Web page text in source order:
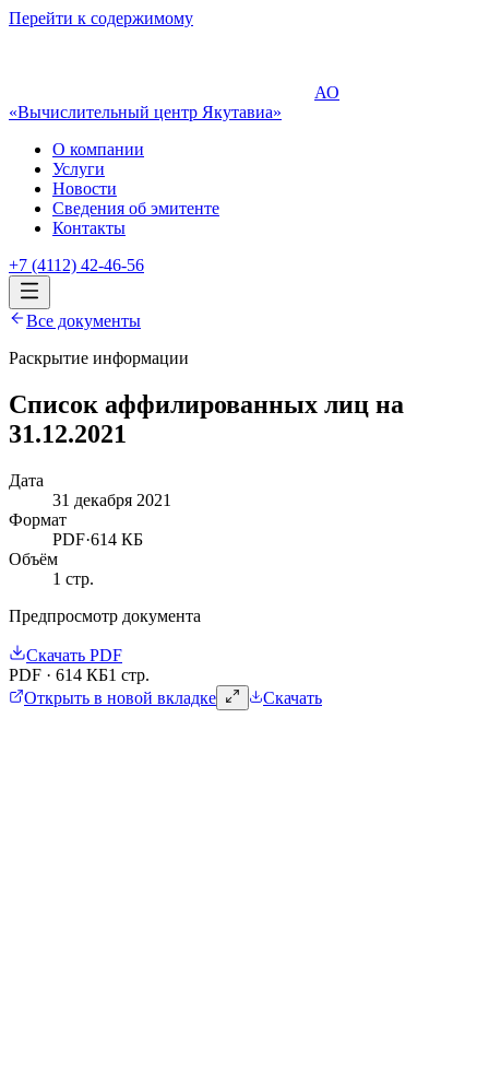
Перейти к содержимому
АО
«Вычислительный центр Якутавиа»
О компании
Услуги
Новости
Сведения об эмитенте
Контакты
+7 (4112) 42-46-56
Все документы
Раскрытие информации
Список аффилированных лиц на
31.12.2021
Дата
31 декабря 2021
Формат
PDF·614 КБ
Объём
1 стр.
Предпросмотр документа
Скачать PDF
PDF · 614 КБ1 стр.
Открыть в новой вкладке
Скачать